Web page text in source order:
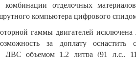
комбинации отделочных
компьютера цифрового
гаммы двигателей исключена
за доплату оснастить
ДВС объемом 1.2 литра (91 л.с.,